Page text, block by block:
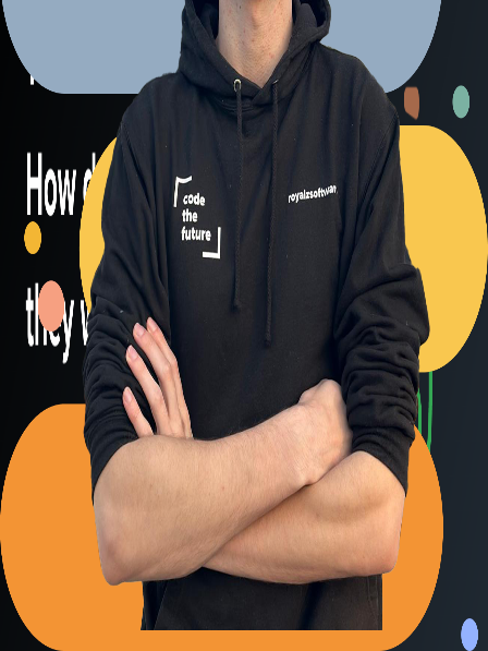
Back to Blog
Posts tagged with# web-security
Cookies 1o1: How do they work
Alexander Panov 2023-06-09 35 views
PortfolioKundenmeinungen Über uns NewsletterBlog
Impressum: RoyalZSoftware UG (haftungsbeschränkt),
Lärchenstraße 3, 82362 Weilheim in Oberbayern